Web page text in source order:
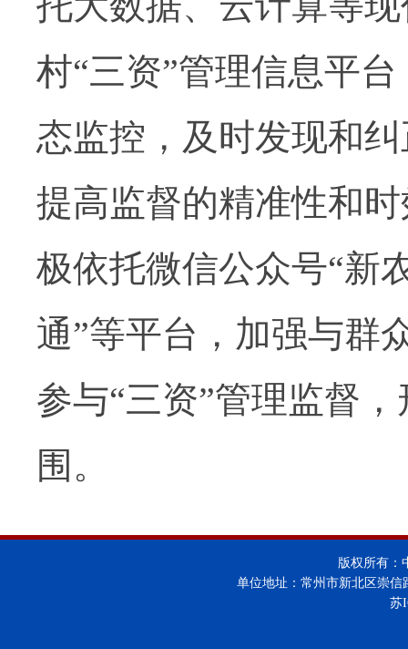
村“三资”管理信息平
态监控，及时发现和
提高监督的精准性和
极依托微信公众号“新
通”等平台，加强与群
参与“三资”管理监督
围。
版权所有：
单位地址：常州市新北区崇
苏